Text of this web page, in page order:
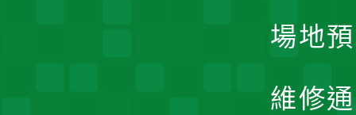
場地
維修